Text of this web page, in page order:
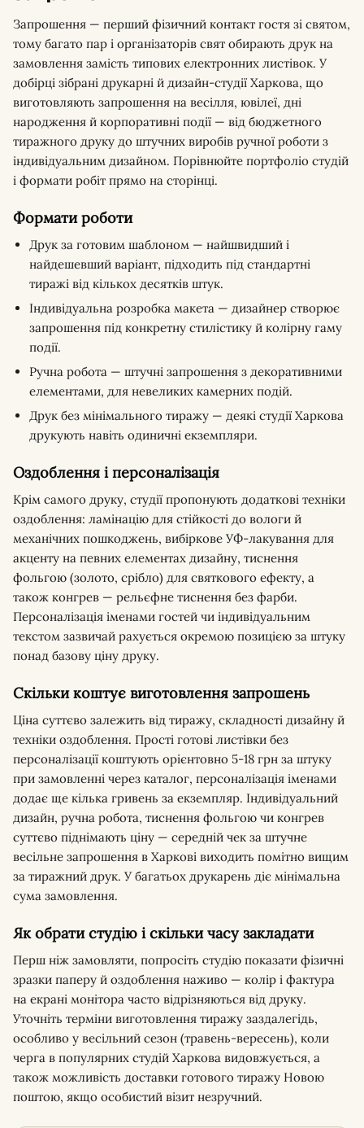
Запрошення — перший фізичний контакт гостя зі святом,
тому багато пар і організаторів свят обирають друк на
замовлення замість типових електронних листівок. У
добірці зібрані друкарні й дизайн-студії Харкова, що
виготовляють запрошення на весілля, ювілеї, дні
народження й корпоративні події — від бюджетного
тиражного друку до штучних виробів ручної роботи з
індивідуальним дизайном. Порівнюйте портфоліо студій
і формати робіт прямо на сторінці.
Формати роботи
Друк за готовим шаблоном — найшвидший і
найдешевший варіант, підходить під стандартні
тиражі від кількох десятків штук.
Індивідуальна розробка макета — дизайнер створює
запрошення під конкретну стилістику й колірну гаму
події.
Ручна робота — штучні запрошення з декоративними
елементами, для невеликих камерних подій.
Друк без мінімального тиражу — деякі студії Харкова
друкують навіть одиничні екземпляри.
Оздоблення і персоналізація
Крім самого друку, студії пропонують додаткові техніки
оздоблення: ламінацію для стійкості до вологи й
механічних пошкоджень, вибіркове УФ-лакування для
акценту на певних елементах дизайну, тиснення
фольгою (золото, срібло) для святкового ефекту, а
також конгрев — рельєфне тиснення без фарби.
Персоналізація іменами гостей чи індивідуальним
текстом зазвичай рахується окремою позицією за штуку
понад базову ціну друку.
Скільки коштує виготовлення запрошень
Ціна суттєво залежить від тиражу, складності дизайну й
техніки оздоблення. Прості готові листівки без
персоналізації коштують орієнтовно 5-18 грн за штуку
при замовленні через каталог, персоналізація іменами
додає ще кілька гривень за екземпляр. Індивідуальний
дизайн, ручна робота, тиснення фольгою чи конгрев
суттєво піднімають ціну — середній чек за штучне
весільне запрошення в Харкові виходить помітно вищим
за тиражний друк. У багатьох друкарень діє мінімальна
сума замовлення.
Як обрати студію і скільки часу закладати
Перш ніж замовляти, попросіть студію показати фізичні
зразки паперу й оздоблення наживо — колір і фактура
на екрані монітора часто відрізняються від друку.
Уточніть терміни виготовлення тиражу заздалегідь,
особливо у весільний сезон (травень-вересень), коли
черга в популярних студій Харкова видовжується, а
також можливість доставки готового тиражу Новою
поштою, якщо особистий візит незручний.